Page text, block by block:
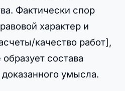
Фактически спор
характер и
качество работ],
состава
умысла.